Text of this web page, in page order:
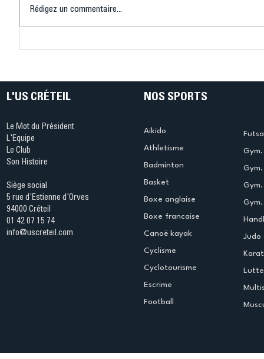
Ping ? Quand le tennis de
termine
Rédigez un commentaire...
L'US CRÉTEIL
Le Mot du Président
L'Equipe
Le Club
Son Histoire
Siège social
5 rue d'Estienne d'Orves
94000 Créteil
01 42 07 15 74
info@uscreteil.com
NOS SPORTS
Aikido
Athletisme
Badminton
Basket
Boxe anglaise
Boxe francaise
Canoë kayak
Cyclisme
Cyclotourisme
Escrime
Football
Judo
Lutte